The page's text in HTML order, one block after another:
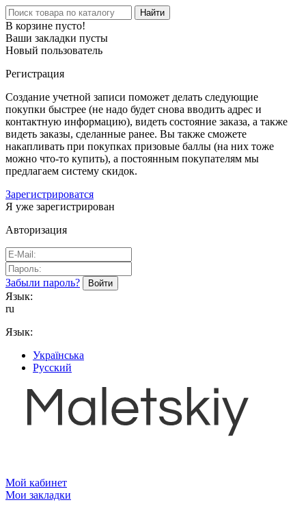
Найти
В корзине пусто!
Ваши закладки пусты
Новый пользователь
Регистрация
Создание учетной записи поможет делать следующие
покупки быстрее (не надо будет снова вводить адрес и
контактную информацию), видеть состояние заказа, а также
видеть заказы, сделанные ранее. Вы также сможете
накапливать при покупках призовые баллы (на них тоже
можно что-то купить), а постоянным покупателям мы
предлагаем систему скидок.
Зарегистрироватся
Я уже зарегистрирован
Авторизация
Забыли пароль?
Язык:
ru
Язык:
Українська
Русский
Мой кабинет
Мои закладки